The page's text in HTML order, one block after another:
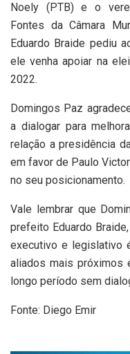
Noely (PTB) e o
Fontes da Câmara
Eduardo Braide pediu
ele venha apoiar na
2022.
Domingos Paz
a dialogar para
relação a presidência
em favor de Paulo
no seu posicionamento.
Vale lembrar que
prefeito Eduardo
executivo e legislativo
aliados mais próximos
longo período sem
Fonte: Diego Emir